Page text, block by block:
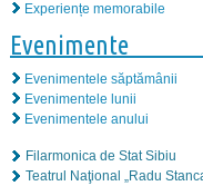
Experiențe memorabile
Evenimente
Evenimentele săptămânii
Evenimentele lunii
Evenimentele anului
Filarmonica de Stat Sibiu
Teatrul Naţional „Radu